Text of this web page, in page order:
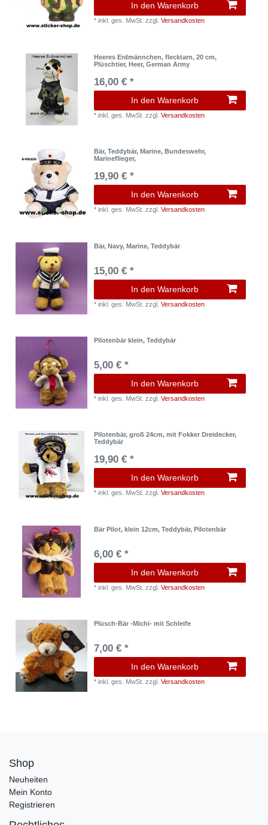
In den Warenkorb
*inkl. ges. MwSt. zzgl.Versandkosten
Heeres Erdmännchen, flecktarn, 20 cm,
Plüschtier, Heer, German Army
16,00 € *
In den Warenkorb
*inkl. ges. MwSt. zzgl.Versandkosten
Bär, Teddybär, Marine, Bundeswehr,
Marineflieger,
19,90 € *
In den Warenkorb
*inkl. ges. MwSt. zzgl.Versandkosten
Bär, Navy, Marine, Teddybär
15,00 € *
In den Warenkorb
*inkl. ges. MwSt. zzgl.Versandkosten
Pilotenbär klein, Teddybär
5,00 € *
In den Warenkorb
*inkl. ges. MwSt. zzgl.Versandkosten
Pilotenbär, groß 24cm, mit Fokker Dreidecker,
Teddybär
19,90 € *
In den Warenkorb
*inkl. ges. MwSt. zzgl.Versandkosten
Bär Pilot, klein 12cm, Teddybär, Pilotenbär
6,00 € *
In den Warenkorb
*inkl. ges. MwSt. zzgl.Versandkosten
Plüsch-Bär -Michi- mit Schleife
7,00 € *
In den Warenkorb
*inkl. ges. MwSt. zzgl.Versandkosten
Shop
Neuheiten
Mein Konto
Registrieren